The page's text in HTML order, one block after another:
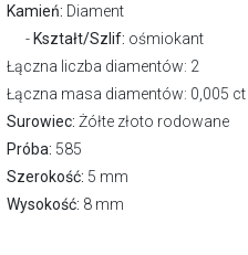
Kamień: Diament
Kształt/Szlif: ośmiokant
Łączna liczba diamentów: 2
Łączna masa diamentów: 0,005 ct
Surowiec: Żółte złoto rodowane
Próba: 585
Szerokość: 5 mm
Wysokość: 8 mm